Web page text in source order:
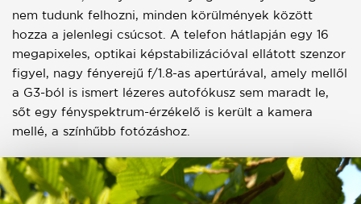
nem tudunk felhozni, minden körülmények között
hozza a jelenlegi csúcsot. A telefon hátlapján egy 16
megapixeles, optikai képstabilizációval ellátott szenzor
figyel, nagy fényerejű f/1.8-as apertúrával, amely mellől
a G3-ból is ismert lézeres autofókusz sem maradt le,
sőt egy fényspektrum-érzékelő is került a kamera
mellé, a színhűbb fotózáshoz.